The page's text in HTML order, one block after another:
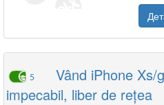
5
Vând iPhone Xs/
impecabil, liber de rețea